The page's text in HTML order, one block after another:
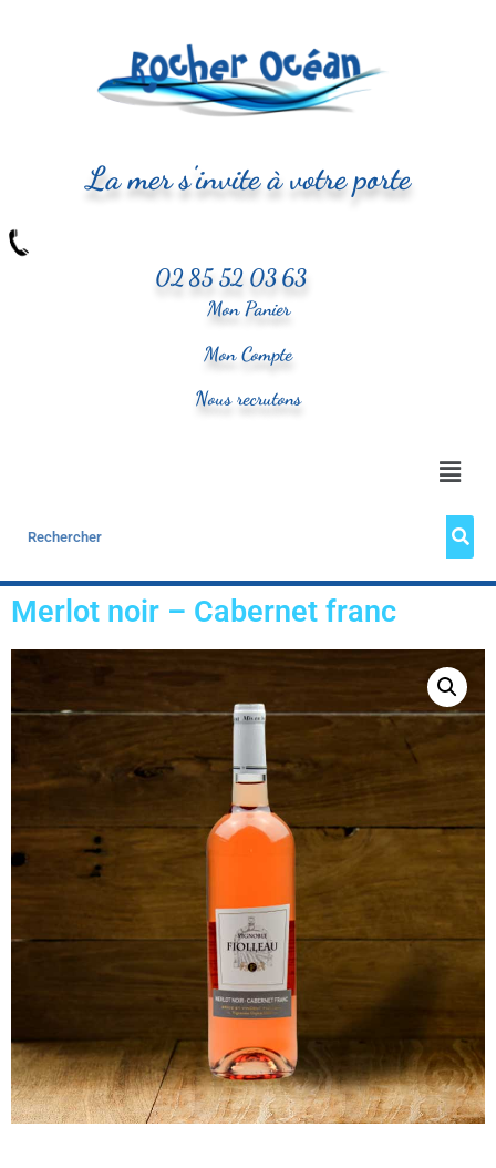
La mer s'invite à votre porte
02 85 52 03 63
Mon Panier
Mon Compte
Nous recrutons
Merlot noir – Cabernet franc